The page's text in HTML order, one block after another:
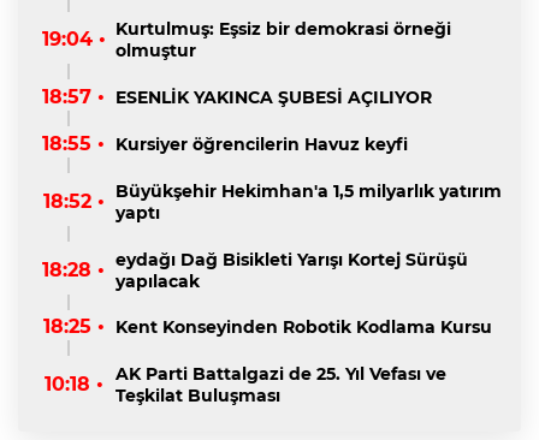
19:04 • Kurtulmuş: Eşsiz bir demokrasi örneği
olmuştur
18:57 • ESENLİK YAKINCA ŞUBESİ AÇILIYOR
18:55 • Kursiyer öğrencilerin Havuz keyfi
18:52 •
Büyükşehir Hekimhan'a 1,5 milyarlık yatırım
yaptı
18:28 • eydağı Dağ Bisikleti Yarışı Kortej Sürüşü
yapılacak
18:25 • Kent Konseyinden Robotik Kodlama Kursu
10:18 •
AK Parti Battalgazi de 25. Yıl Vefası ve
Teşkilat Buluşması